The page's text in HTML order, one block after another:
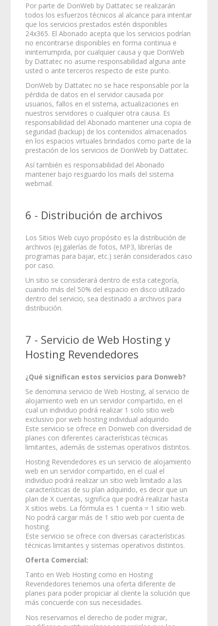
Por parte de DonWeb by Dattatec se realizarán
todos los esfuerzos técnicos al alcance para intentar
que los servicios prestados estén disponibles
24x365. El Abonado acepta que los servicios podrían
no encontrarse disponibles en forma continua e
ininterrumpida, por cualquier causa y que DonWeb
by Dattatec no asume responsabilidad alguna ante
usted o ante terceros respecto de este punto.
DonWeb by Dattatec no se hace responsable por la
pérdida de datos en el servidor causada por
usuarios, fallos en el sistema, actualizaciones en
nuestros servidores o cualquier otra causa. Es
responsabilidad del Abonado mantener una copia de
seguridad (backup) de los contenidos almacenados
en los espacios virtuales brindados como parte de la
prestación de los servicios de DonWeb by Dattatec.
Así también es responsabilidad del Abonado
mantener bajo resguardo los mails del sistema
webmail.
6 - Distribución de archivos
Los Sitios Web cuyo propósito es la distribución de
archivos (ej.galerías de fotos, MP3, librerías de
programas para bajar, etc.) serán considerados caso
por caso.
Un sitio se considerará dentro de esta categoría,
cuando más del 50% del espacio en disco utilizado
dentro del servicio, sea destinado a archivos para
distribución.
7 - Servicio de Web Hosting y
Hosting Revendedores
¿Qué significan estos servicios para Donweb?
Se denomina servicio de Web Hosting, al servicio de
alojamiento web en un servidor compartido, en el
cual un individuo podrá realizar 1 solo sitio web
exclusivo por web hosting individual adquirido.
Este servicio se ofrece en Donweb con diversidad de
planes con diferentes características técnicas
limitantes, además de sistemas operativos distintos.
Hosting Revendedores es un servicio de alojamiento
web en un servidor compartido, en el cual el
individuo podrá realizar un sitio web limitado a las
características de su plan adquirido, es decir que un
plan de X cuentas, significa que podrá realizar hasta
X sitios webs. La fórmula es 1 cuenta = 1 sitio web.
No podrá cargar más de 1 sitio web por cuenta de
hosting.
Este servicio se ofrece con diversas características
técnicas limitantes y sistemas operativos distintos.
Oferta Comercial:
Tanto en Web Hosting como en Hosting
Revendedores tenemos una oferta diferente de
planes para poder propiciar al cliente la solución que
más concuerde con sus necesidades.
Nos reservamos el derecho de poder migrar,